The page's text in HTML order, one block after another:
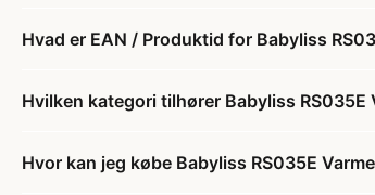
Hvad er EAN / Produktid for Babyliss
Hvilken kategori tilhører Babyliss
Hvor kan jeg købe Babyliss RS035E